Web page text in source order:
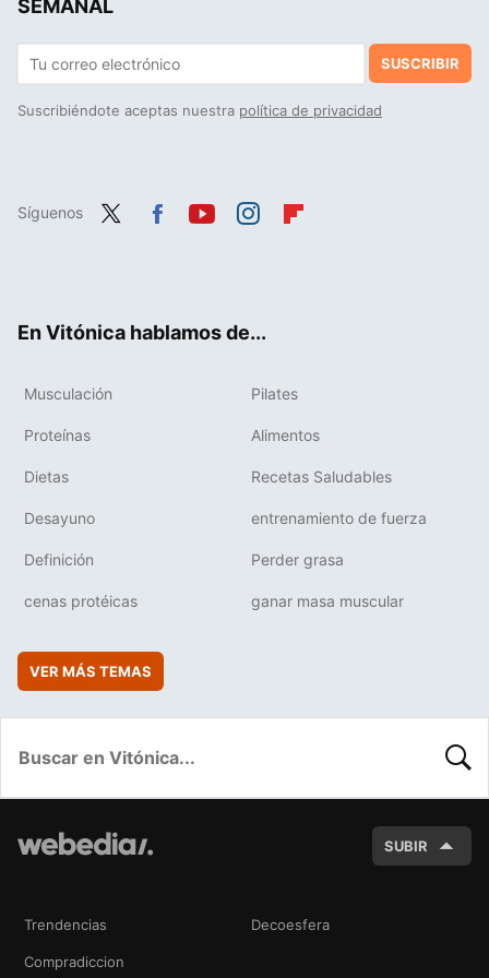
SEMANAL
SUSCRIBIR
Suscribiéndote aceptas nuestra política de privacidad
Síguenos
En Vitónica hablamos de...
Musculación Pilates
Proteínas Alimentos
Dietas Recetas Saludables
Desayuno entrenamiento de fuerza
Definición Perder grasa
cenas protéicas ganar masa muscular
VER MÁS TEMAS
SUBIR
Trendencias Decoesfera
Compradiccion